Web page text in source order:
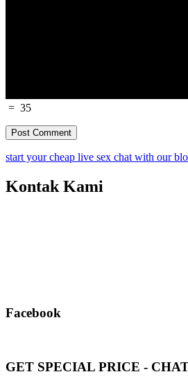
= 35
start your cheap live sex chat with our
Kontak Kami
Facebook
GET SPECIAL PRICE -